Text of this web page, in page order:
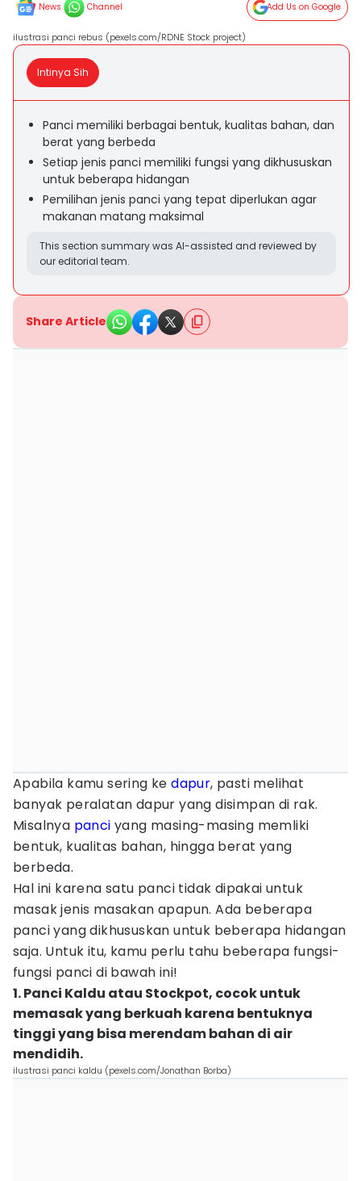
News Channel Add Us on Google
ilustrasi panci rebus (pexels.com/RDNE Stock project)
Intinya Sih
Panci memiliki berbagai bentuk, kualitas bahan, dan
berat yang berbeda
Setiap jenis panci memiliki fungsi yang dikhususkan
untuk beberapa hidangan
Pemilihan jenis panci yang tepat diperlukan agar
makanan matang maksimal
This section summary was AI-assisted and reviewed by
our editorial team.
Share Article
Apabila kamu sering kedapur, pasti melihat
banyak peralatan dapur yang disimpan di rak.
Misalnya panci yang masing-masing memliki
bentuk, kualitas bahan, hingga berat yang
berbeda.
Hal ini karena satu panci tidak dipakai untuk
masak jenis masakan apapun. Ada beberapa
panci yang dikhususkan untuk beberapa hidangan
saja. Untuk itu, kamu perlu tahu beberapa fungsi-
fungsi panci di bawah ini!
1. Panci Kaldu atau Stockpot, cocok untuk
memasak yang berkuah karena bentuknya
tinggi yang bisa merendam bahan di air
mendidih.
ilustrasi panci kaldu (pexels.com/Jonathan Borba)